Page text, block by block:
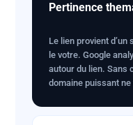
Pertinence
Le lien provient
le votre. Google
autour du lien. Sans
domaine puissant